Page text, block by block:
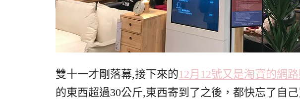
雙十一才剛落幕,接下來的12月12號又是淘寶的網
的東西超過30公斤,東西寄到了之後，都快忘了自